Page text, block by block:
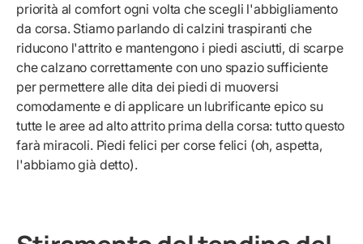
priorità al comfort ogni volta che scegli l'abbigliamento
da corsa. Stiamo parlando di calzini traspiranti che
riducono l'attrito e mantengono i piedi asciutti, di scarpe
che calzano correttamente con uno spazio sufficiente
per permettere alle dita dei piedi di muoversi
comodamente e di applicare un lubrificante epico su
tutte le aree ad alto attrito prima della corsa: tutto questo
farà miracoli. Piedi felici per corse felici (oh, aspetta,
l'abbiamo già detto).